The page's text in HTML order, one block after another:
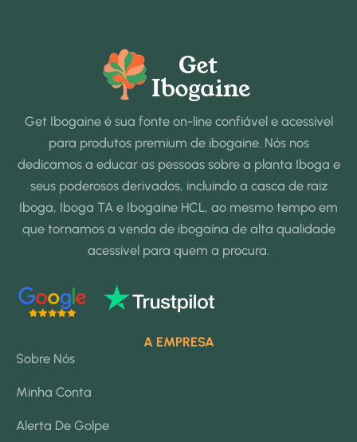
Get Ibogaine é sua fonte on-line confiável e acessível
para produtos premium de ibogaine. Nós nos
dedicamos a educar as pessoas sobre a planta Iboga e
seus poderosos derivados, incluindo a casca de raiz
Iboga, Iboga TA e Ibogaine HCL, ao mesmo tempo em
que tornamos a venda de ibogaína de alta qualidade
acessível para quem a procura.
A EMPRESA
Sobre Nós
Minha Conta
Alerta De Golpe